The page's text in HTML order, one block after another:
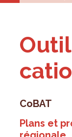
CoBAT
Plans et